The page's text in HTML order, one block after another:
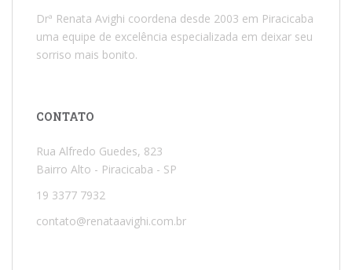
Drª Renata Avighi coordena desde 2003 em Piracicaba
uma equipe de excelência especializada em deixar seu
sorriso mais bonito.
CONTATO
Rua Alfredo Guedes, 823
Bairro Alto - Piracicaba - SP
19 3377 7932
contato@renataavighi.com.br